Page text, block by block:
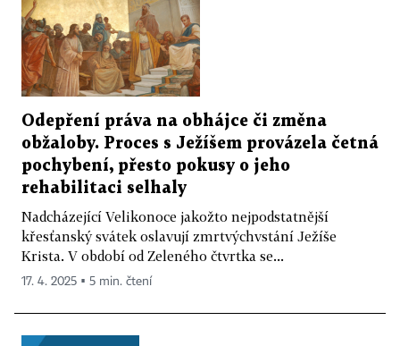
Odepření práva na obhájce či změna
obžaloby. Proces s Ježíšem provázela četná
pochybení, přesto pokusy o jeho
rehabilitaci selhaly
Nadcházející Velikonoce jakožto nejpodstatnější
křesťanský svátek oslavují zmrtvýchvstání Ježíše
Krista. V období od Zeleného čtvrtka se...
17. 4. 2025 ▪ 5 min. čtení